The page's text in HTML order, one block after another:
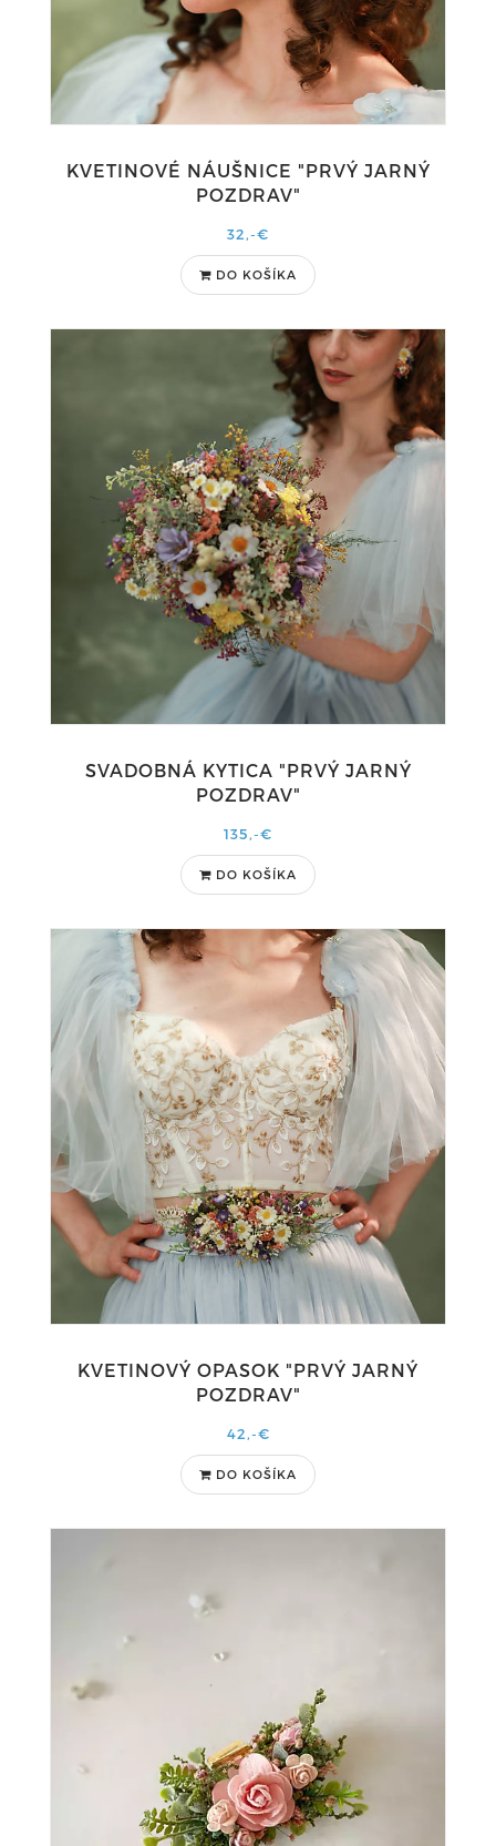
KVETINOVÉ NÁUŠNICE "PRVÝ JARNÝ
POZDRAV"
32,-€
DO KOŠÍKA
SVADOBNÁ KYTICA "PRVÝ JARNÝ
POZDRAV"
135,-€
DO KOŠÍKA
KVETINOVÝ OPASOK "PRVÝ JARNÝ
POZDRAV"
42,-€
DO KOŠÍKA